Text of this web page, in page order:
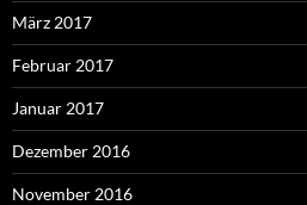
März 2017
Februar 2017
Januar 2017
Dezember 2016
November 2016